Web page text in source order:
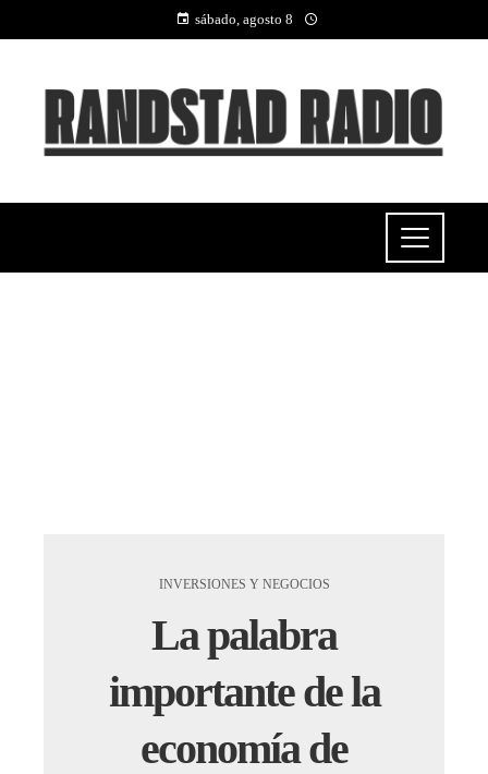
sábado, agosto 8
INVERSIONES Y NEGOCIOS
La palabra
importante de la
economía de